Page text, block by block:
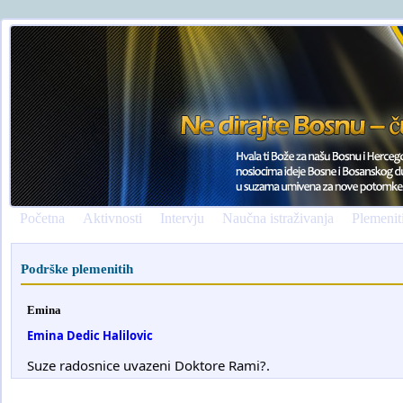
Početna Aktivnosti Intervju Naučna istraživanja
Podrške plemenitih
Emina
Emina Dedic Halilovic
Suze radosnice uvazeni Doktore Rami?.